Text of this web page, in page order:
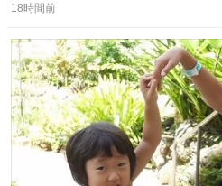
信
ポ
ト
数
数
18時間前